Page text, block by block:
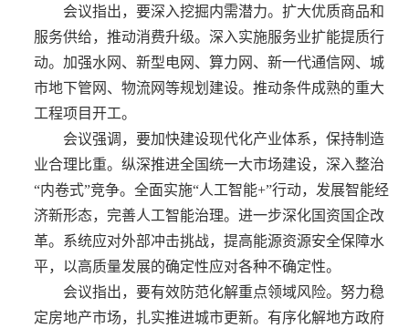
会议指出，要深入挖掘内需潜力。扩大优质商品和
服务供给，推动消费升级。深入实施服务业扩能提质行
动。加强水网、新型电网、算力网、新一代通信网、城
市地下管网、物流网等规划建设。推动条件成熟的重大
工程项目开工。
会议强调，要加快建设现代化产业体系，保持制造
业合理比重。纵深推进全国统一大市场建设，深入整治
“内卷式”竞争。全面实施“人工智能+”行动，发展智能经
济新形态，完善人工智能治理。进一步深化国资国企改
革。系统应对外部冲击挑战，提高能源资源安全保障水
平，以高质量发展的确定性应对各种不确定性。
会议指出，要有效防范化解重点领域风险。努力稳
定房地产市场，扎实推进城市更新。有序化解地方政府